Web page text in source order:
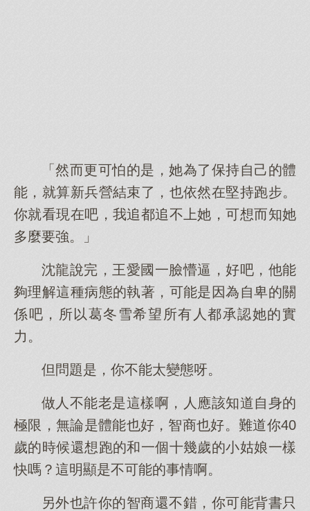
「然而更可怕的是，她為了保持自己的體
能，就算新兵營結束了，也依然在堅持跑步。
你就看現在吧，我追都追不上她，可想而知她
多麼要強。」
沈龍說完，王愛國一臉懵逼，好吧，他能
夠理解這種病態的執著，可能是因為自卑的關
係吧，所以葛冬雪希望所有人都承認她的實
力。
但問題是，你不能太變態呀。
做人不能老是這樣啊，人應該知道自身的
極限，無論是體能也好，智商也好。難道你40
歲的時候還想跑的和一個十幾歲的小姑娘一樣
快嗎？這明顯是不可能的事情啊。
另外也許你的智商還不錯，你可能背書只